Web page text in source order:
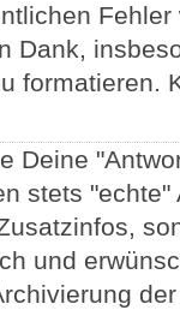
Dank,
formatieren.
Deine
stets
und